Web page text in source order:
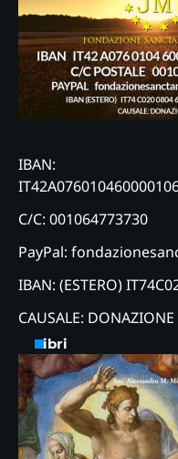
IBAN:
C/C: 001064773730
PayPal:
IBAN: (ESTERO)
CAUSALE: DONAZIONE
Libri